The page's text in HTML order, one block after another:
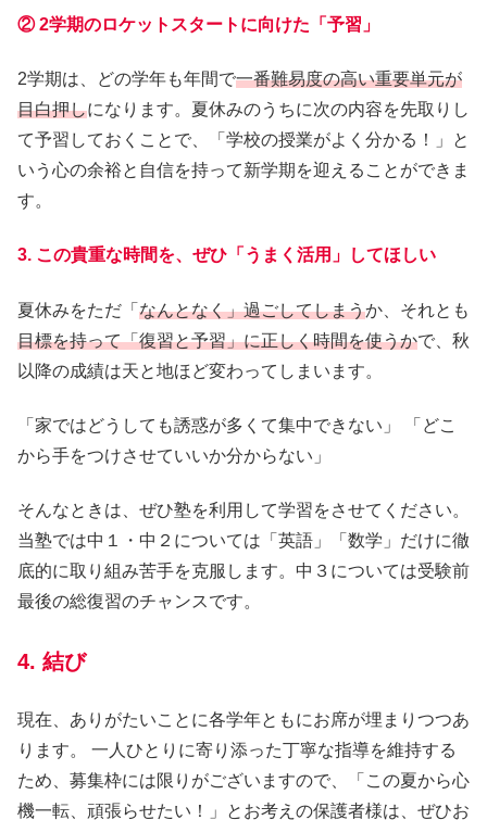
② 2学期のロケットスタートに向けた「予習」
2学期は、どの学年も年間で一番難易度の高い重要単元が
目白押しになります。夏休みのうちに次の内容を先取りし
て予習しておくことで、「学校の授業がよく分かる！」と
いう心の余裕と自信を持って新学期を迎えることができま
す。
3. この貴重な時間を、ぜひ「うまく活用」してほしい
夏休みをただ「 なんとなく」過ごしてしまうか、それとも
目標を持って「復習と予習」に正しく時間を使うかで、秋
以降の成績は天と地ほど変わってしまいます。
「家ではどうしても誘惑が多くて集中できない」 「どこ
から手をつけさせていいか分からない」
そんなときは、ぜひ塾を利用して学習をさせてください。
当塾では中１・中２については「英語」「数学」だけに徹
底的に取り組み苦手を克服します。中３については受験前
最後の総復習のチャンスです。
4. 結び
現在、ありがたいことに各学年ともにお席が埋まりつつあ
ります。 一人ひとりに寄り添った丁寧な指導を維持する
ため、募集枠には限りがございますので、「この夏から心
機一転、頑張らせたい！」とお考えの保護者様は、ぜひお